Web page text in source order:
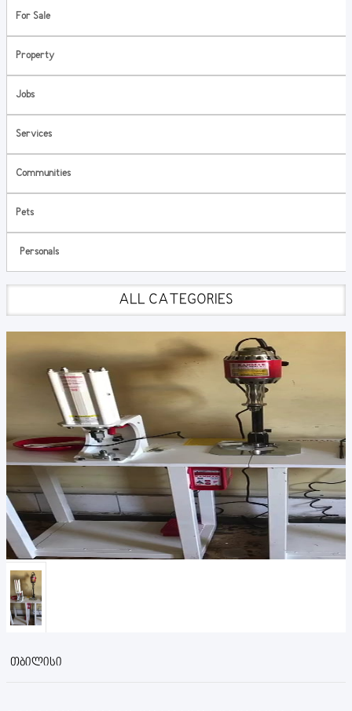
For Sale
Property
Jobs
Services
Communities
Pets
Personals
ALL CATEGORIES
ᲗᲑᲘᲚᲘᲡᲘ